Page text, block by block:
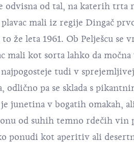
odvisna od tal, na katerih trta
mali iz regije Dingač
že leta 1961. Ob Pelješcu
mali kot sorta lahko da
tudi v
odlično pa se sklada s
junetina v bogatih omakah,
od suhih temno rdečih vin
ponudi kot aperitiv ali